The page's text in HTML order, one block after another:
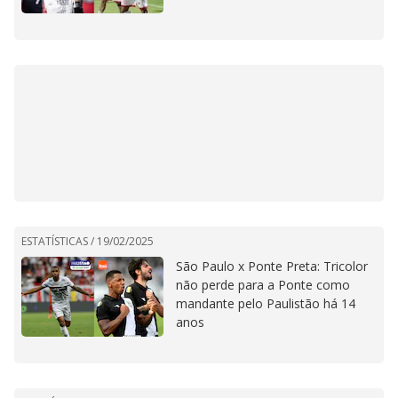
ESTATÍSTICAS / 19/02/2025
São Paulo x Ponte Preta: Tricolor
não perde para a Ponte como
mandante pelo Paulistão há 14
anos